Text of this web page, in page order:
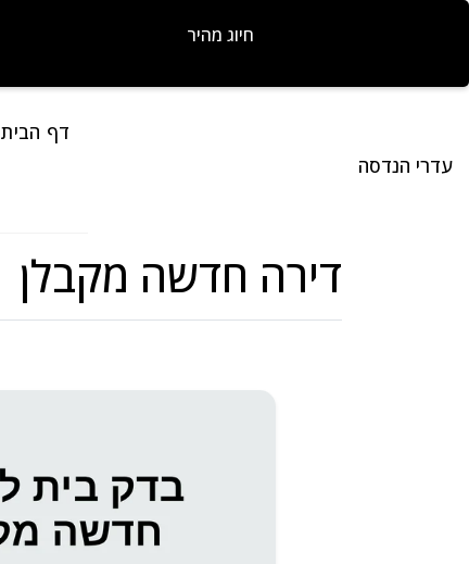
חיוג מהיר
עדרי הנדסה
דף הבית
דירה חדשה מקבלן